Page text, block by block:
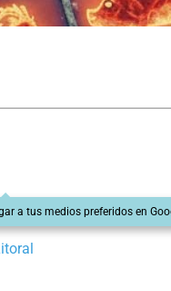
a tus medios preferidos en